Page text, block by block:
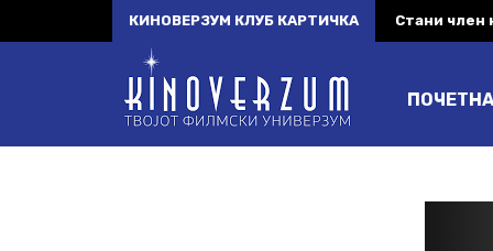
КИНОВЕРЗУМ КЛУБ КАРТИЧКА Стани член
ПОЧЕТНА